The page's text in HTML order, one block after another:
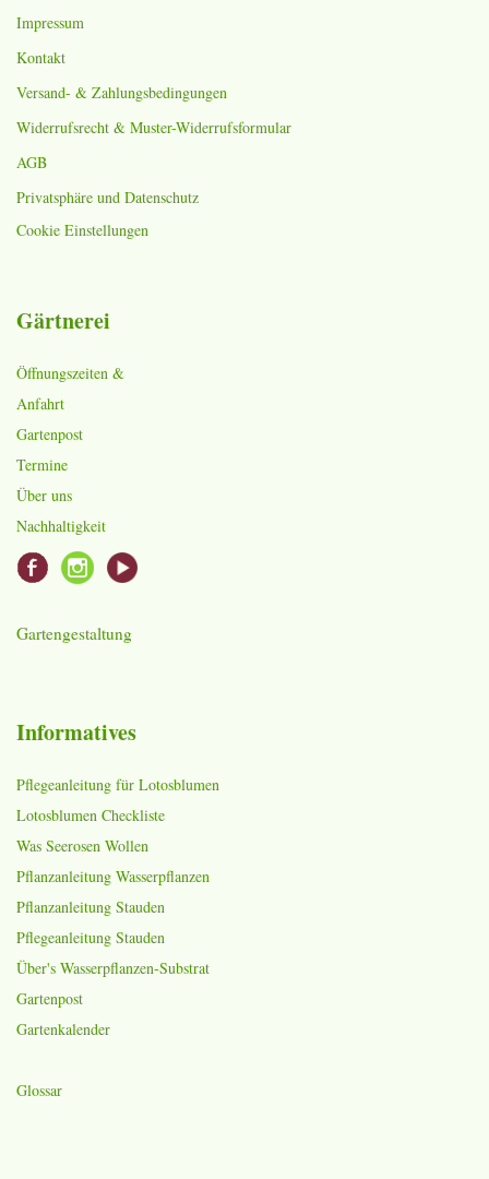
Impressum
Kontakt
Versand- & Zahlungsbedingungen
Widerrufsrecht & Muster-Widerrufsformular
AGB
Privatsphäre und Datenschutz
Cookie Einstellungen
Gärtnerei
Öffnungszeiten &
Anfahrt
Gartenpost
Termine
Über uns
Nachhaltigkeit
Gartengestaltung
Informatives
Pflegeanleitung für Lotosblumen
Lotosblumen Checkliste
Was Seerosen Wollen
Pflanzanleitung Wasserpflanzen
Pflanzanleitung Stauden
Pflegeanleitung Stauden
Über's Wasserpflanzen-Substrat
Gartenpost
Gartenkalender
Glossar